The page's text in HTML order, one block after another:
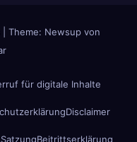
Theme: Newsup von
für digitale Inhalte
Disclaimer
SatzungBeitrittserklärung